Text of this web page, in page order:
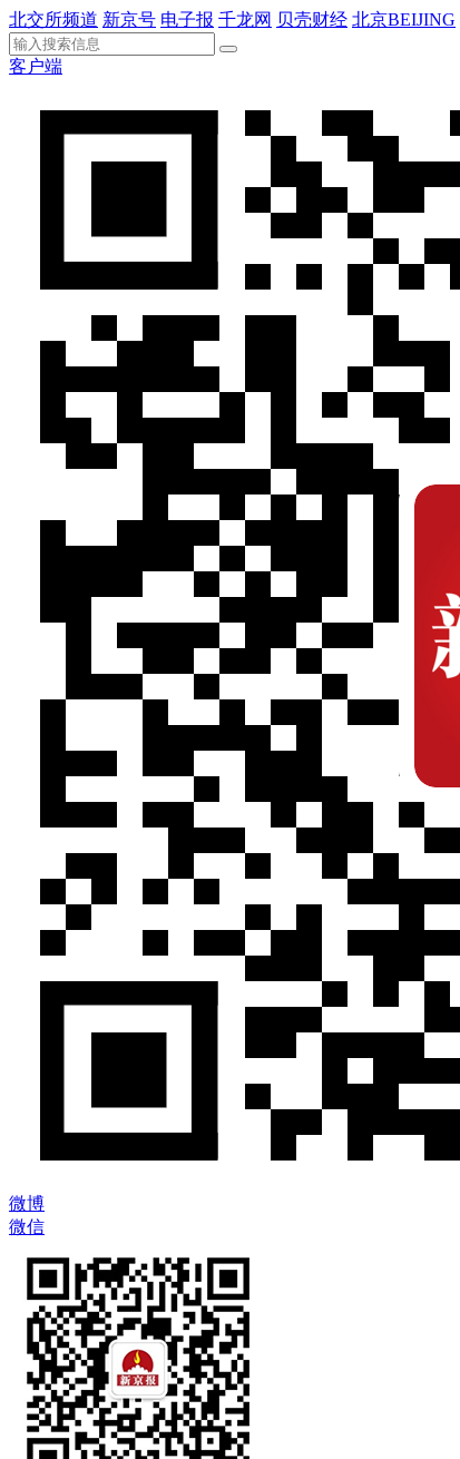
北交所频道 新京号 电子报 千龙网 贝壳财经 北京BEIJING
客户端
微博
微信